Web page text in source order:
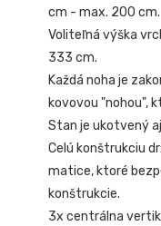
cm - max. 200 cm.
Voliteľná výška
333 cm.
Každá noha je
kovovou "nohou",
Stan je ukotvený
Celú konštrukciu
matice, ktoré
konštrukcie.
3x centrálna